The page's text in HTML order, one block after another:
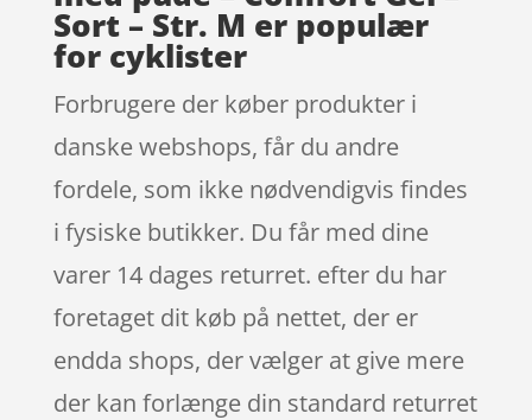
Sort – Str. M er populær
for cyklister
Forbrugere der køber produkter i
danske webshops, får du andre
fordele, som ikke nødvendigvis findes
i fysiske butikker. Du får med dine
varer 14 dages returret. efter du har
foretaget dit køb på nettet, der er
endda shops, der vælger at give mere
der kan forlænge din standard returret